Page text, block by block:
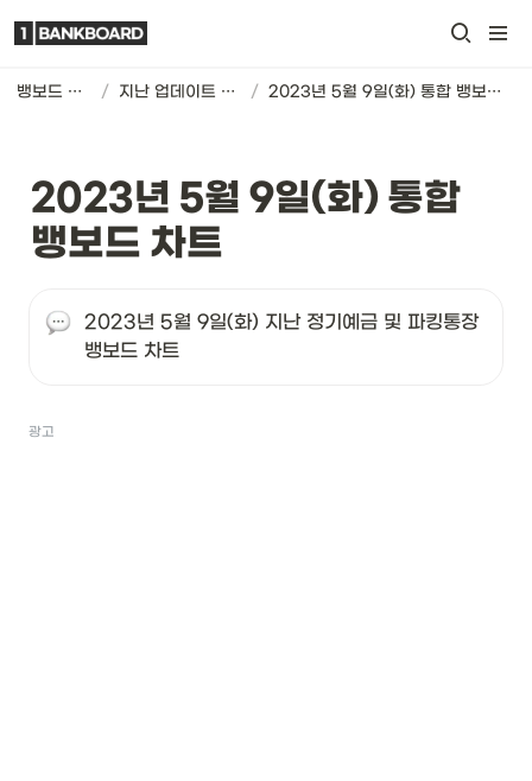
뱅보드 차트 / 지난 업데이트 기록 / 2023년 5월 9일(화) 통합 뱅보드 차트
2023년 5월 9일(화) 통합
뱅보드 차트
2023년 5월 9일(화) 지난 정기예금 및 파킹통장
뱅보드 차트
광고